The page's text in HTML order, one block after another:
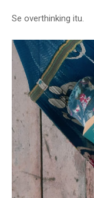
Se overthinking itu.